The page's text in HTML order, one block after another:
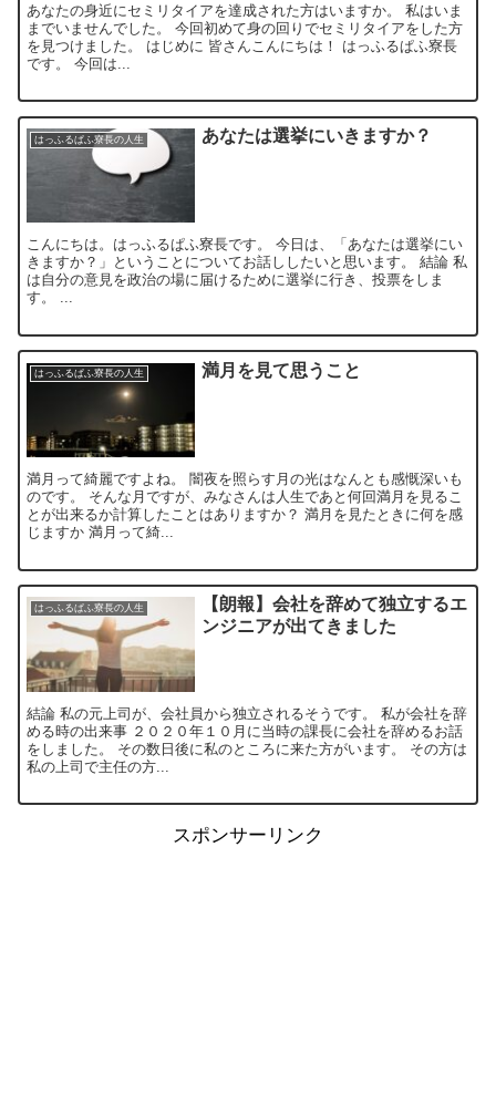
あなたの身近にセミリタイアを達成された方はいますか。 私はいま
までいませんでした。 今回初めて身の回りでセミリタイアをした方
を見つけました。 はじめに 皆さんこんにちは！ はっふるぱふ寮長
です。 今回は...
はっふるぱふ寮長の人生 あなたは選挙にいきますか？
こんにちは。はっふるぱふ寮長です。 今日は、「あなたは選挙にい
きますか？」ということについてお話ししたいと思います。 結論 私
は自分の意見を政治の場に届けるために選挙に行き、投票をしま
す。 ...
はっふるぱふ寮長の人生 満月を見て思うこと
満月って綺麗ですよね。 闇夜を照らす月の光はなんとも感慨深いも
のです。 そんな月ですが、みなさんは人生であと何回満月を見るこ
とが出来るか計算したことはありますか？ 満月を見たときに何を感
じますか 満月って綺...
はっふるぱふ寮長の人生
【朗報】会社を辞めて独立するエ
ンジニアが出てきました
結論 私の元上司が、会社員から独立されるそうです。 私が会社を辞
める時の出来事 ２０２０年１０月に当時の課長に会社を辞めるお話
をしました。 その数日後に私のところに来た方がいます。 その方は
私の上司で主任の方...
スポンサーリンク